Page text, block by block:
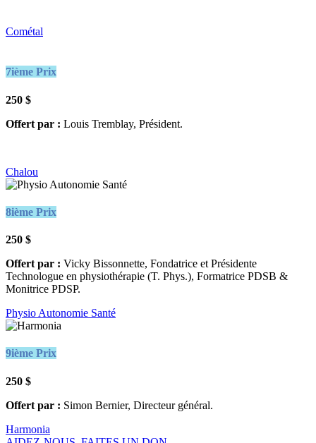
Cométal
7ième Prix
250 $
Offert par : Louis Tremblay, Président.
Chalou
8ième Prix
250 $
Offert par : Vicky Bissonnette, Fondatrice et Présidente
Technologue en physiothérapie (T. Phys.), Formatrice PDSB &
Monitrice PDSP.
Physio Autonomie Santé
9ième Prix
250 $
Offert par : Simon Bernier, Directeur général.
Harmonia